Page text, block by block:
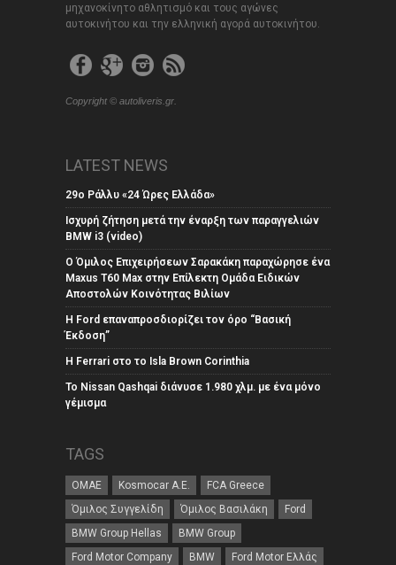
μηχανοκίνητο αθλητισμό και τους αγώνες
αυτοκινήτου και την ελληνική αγορά αυτοκινήτου.
Copyright © autoliveris.gr.
LATEST NEWS
29ο Ράλλυ «24 Ώρες Ελλάδα»
Ισχυρή ζήτηση μετά την έναρξη των παραγγελιών
BMW i3 (video)
Ο Όμιλος Επιχειρήσεων Σαρακάκη παραχώρησε ένα
Maxus T60 Max στην Επίλεκτη Ομάδα Ειδικών
Αποστολών Κοινότητας Βιλίων
Η Ford επαναπροσδιορίζει τον όρο “Βασική
Έκδοση”
Η Ferrari στο το Isla Brown Corinthia
Το Nissan Qashqai διάνυσε 1.980 χλμ. με ένα μόνο
γέμισμα
TAGS
ΟΜΑΕ Kosmocar Α.Ε.
FCA Greece
Όμιλος Συγγελίδη
Όμιλος Βασιλάκη
Ford
BMW Group Hellas
BMW Group
Ford Motor Company
BMW Ford Motor Ελλάς